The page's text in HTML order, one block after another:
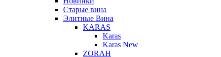
Старые вина
Элитные Вина
KARAS
Karas
Karas New
ZORAH